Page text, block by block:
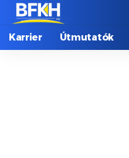
Karrier Útmutatók